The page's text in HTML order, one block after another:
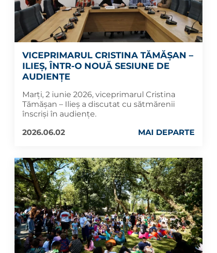
VICEPRIMARUL CRISTINA TĂMĂȘAN –
ILIEȘ, ÎNTR-O NOUĂ SESIUNE DE
AUDIENȚE
Marți, 2 iunie 2026, viceprimarul Cristina
Tămășan – Ilieș a discutat cu sătmărenii
înscriși în audiențe.
2026.06.02
MAI DEPARTE